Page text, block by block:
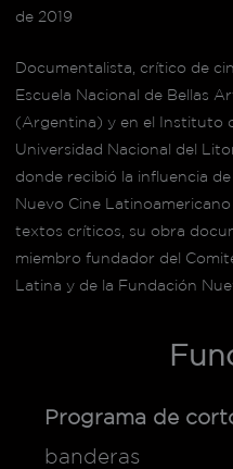
de 2019
Documentalista, crítico de
Escuela Nacional de Bellas
(Argentina) y en el Instituto
Universidad Nacional del
donde recibió la influencia
Nuevo Cine
textos críticos, su obra
miembro fundador del
Latina y de la Fundación
Programa de
banderas